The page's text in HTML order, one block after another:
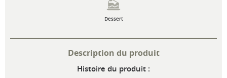
Dessert
Description du produit
Histoire du produit :